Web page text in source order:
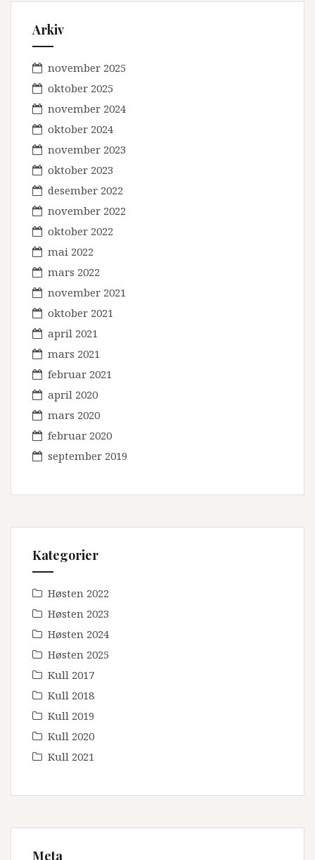
Arkiv
november 2025
oktober 2025
november 2024
oktober 2024
november 2023
oktober 2023
desember 2022
november 2022
oktober 2022
mai 2022
mars 2022
november 2021
oktober 2021
april 2021
mars 2021
februar 2021
april 2020
mars 2020
februar 2020
september 2019
Kategorier
Høsten 2022
Høsten 2023
Høsten 2024
Høsten 2025
Kull 2017
Kull 2018
Kull 2019
Kull 2020
Kull 2021
Meta